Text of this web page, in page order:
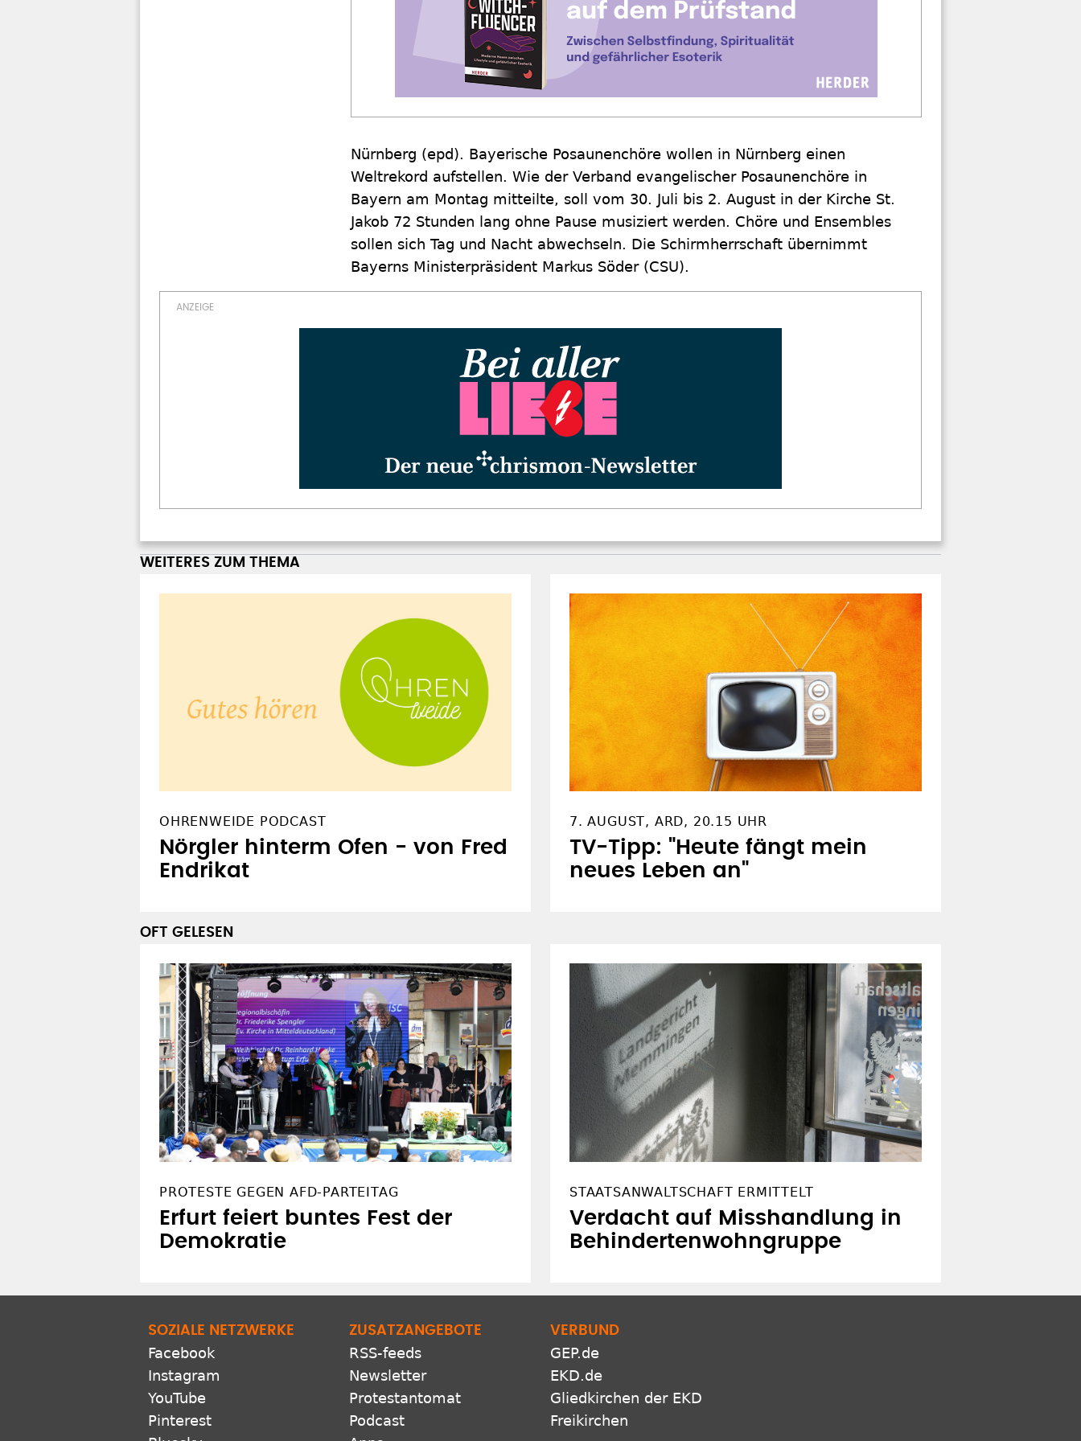
Nürnberg (epd). Bayerische Posaunenchöre wollen in Nürnberg einen
Weltrekord aufstellen. Wie der Verband evangelischer Posaunenchöre in
Bayern am Montag mitteilte, soll vom 30. Juli bis 2. August in der Kirche St.
Jakob 72 Stunden lang ohne Pause musiziert werden. Chöre und Ensembles
sollen sich Tag und Nacht abwechseln. Die Schirmherrschaft übernimmt
Bayerns Ministerpräsident Markus Söder (CSU).
WEITERES ZUM THEMA
OHRENWEIDE PODCAST
Nörgler hinterm Ofen - von Fred
Endrikat
7. AUGUST, ARD, 20.15 UHR
TV-Tipp: "Heute fängt mein
neues Leben an"
OFT GELESEN
PROTESTE GEGEN AFD-PARTEITAG
Erfurt feiert buntes Fest der
Demokratie
STAATSANWALTSCHAFT ERMITTELT
Verdacht auf Misshandlung in
Behindertenwohngruppe
SOZIALE NETZWERKE
Facebook
Instagram
YouTube
Pinterest
ZUSATZANGEBOTE
RSS-feeds
Newsletter
Protestantomat
Podcast
VERBUND
GEP.de
EKD.de
Gliedkirchen der EKD
Freikirchen